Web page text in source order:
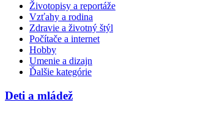
Životopisy a reportáže
Vzťahy a rodina
Zdravie a životný štýl
Počítače a internet
Hobby
Umenie a dizajn
Ďalšie kategórie
Deti a mládež